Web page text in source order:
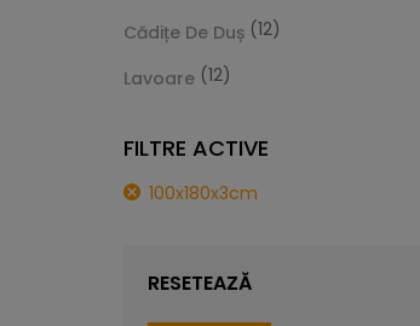
Cădițe De Duș (12)
Lavoare (12)
FILTRE ACTIVE
100x180x3cm
RESETEAZĂ